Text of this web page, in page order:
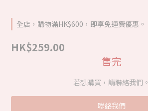
全店，購物滿HK$600，即享免運費優惠。
HK$259.00
售完
若想購買，請聯絡我們。
聯絡我們